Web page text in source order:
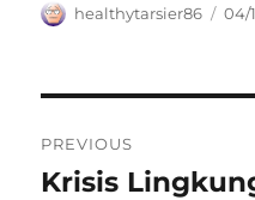
Author
healthytarsier86 04/
pos
PREVIOUS
Previous
Krisis